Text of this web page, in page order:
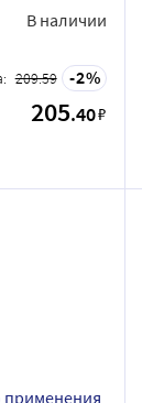
В наличии
209.59 2
205.40₽
применения